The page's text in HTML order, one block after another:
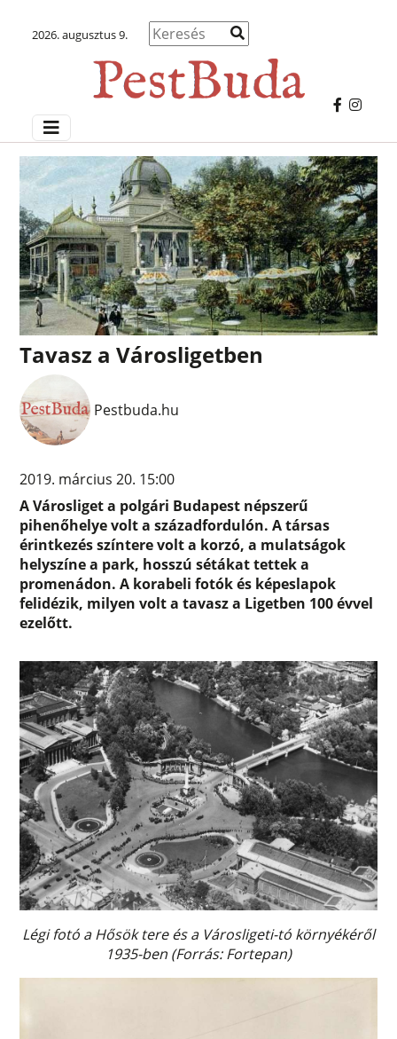
2026. augusztus 9.
Tavasz a Városligetben
Pestbuda.hu
2019. március 20. 15:00
A Városliget a polgári Budapest népszerű
pihenőhelye volt a századfordulón. A társas
érintkezés színtere volt a korzó, a mulatságok
helyszíne a park, hosszú sétákat tettek a
promenádon. A korabeli fotók és képeslapok
felidézik, milyen volt a tavasz a Ligetben 100 évvel
ezelőtt.
Légi fotó a Hősök tere és a Városligeti-tó környékéről
1935-ben (Forrás: Fortepan)